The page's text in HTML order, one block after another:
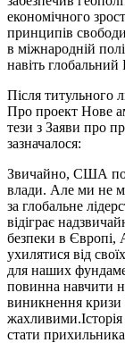
економічного
принципів
в міжнародній
навіть
Після титульного
Про проект Нове
тези з Заяви про
зазначалося:
Звичайно, США
влади. Але ми не
за глобальне
відіграє
безпеки в Європі,
ухилятися від
для наших
повинна навчити
виникнення кризи
стати